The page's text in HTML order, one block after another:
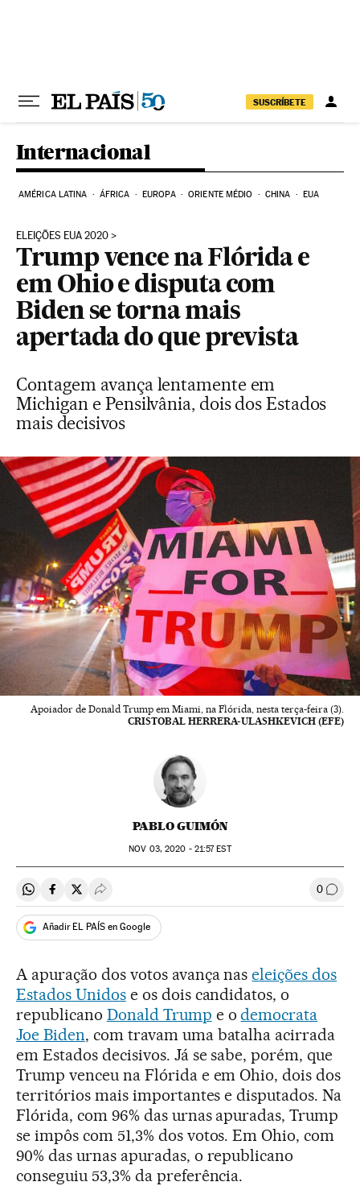
SUSCRÍBETE
Internacional
AMÉRICA LATINA ÁFRICA EUROPA ORIENTE MÉDIO CHINA EUA
ELEIÇÕES EUA 2020
Trump vence na Flórida e
em Ohio e disputa com
Biden se torna mais
apertada do que prevista
Contagem avança lentamente em
Michigan e Pensilvânia, dois dos Estados
mais decisivos
Apoiador de Donald Trump em Miami, na Flórida, nesta terça-feira (3).
CRISTOBAL HERRERA-ULASHKEVICH (EFE)
PABLO GUIMÓN
NOV 03, 2020 - 21:57EST
Compartir en Whatsapp
Compartir en Facebook
Compartir en Twitter
Desplegar Redes Sociales 0
Añadir EL PAÍS en Google
A apuração dos votos avança naseleições dos
Estados Unidose os dois candidatos, o
republicano Donald Trump e odemocrata
Joe Biden, com travam uma batalha acirrada
em Estados decisivos. Já se sabe, porém, que
Trump venceu na Flórida e em Ohio, dois dos
territórios mais importantes e disputados. Na
Flórida, com 96% das urnas apuradas, Trump
se impôs com 51,3% dos votos. Em Ohio, com
90% das urnas apuradas, o republicano
conseguiu 53,3% da preferência.